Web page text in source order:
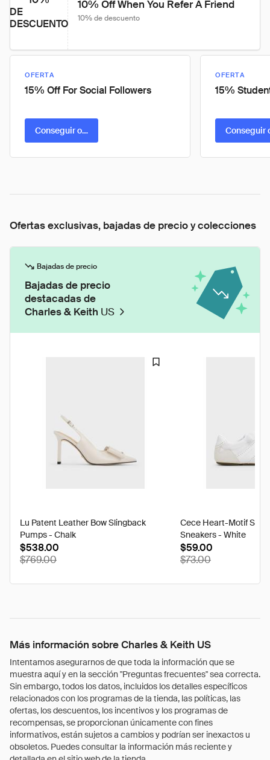
DE
DESCUENTO
10% Off When You Refer A Friend
10% de descuento
OFERTA
15% Off For Social Followers
Conseguir oferta
OFERTA
15%
Conseguir
Ofertas exclusivas, bajadas de precio y colecciones
Bajadas de precio
Bajadas de precio
destacadas de
Charles & Keith US
Lu Patent Leather Bow Slingback
Pumps - Chalk
$538.00
$769.00
Cece Heart-Motif
Sneakers - White
$59.00
$73.00
Más información sobre Charles & Keith US
Intentamos asegurarnos de que toda la información que se
muestra aquí y en la sección "Preguntas frecuentes" sea correcta.
Sin embargo, todos los datos, incluidos los detalles específicos
relacionados con los programas de la tienda, las políticas, las
ofertas, los descuentos, los incentivos y los programas de
recompensas, se proporcionan únicamente con fines
informativos, están sujetos a cambios y podrían ser inexactos u
obsoletos. Puedes consultar la información más reciente y